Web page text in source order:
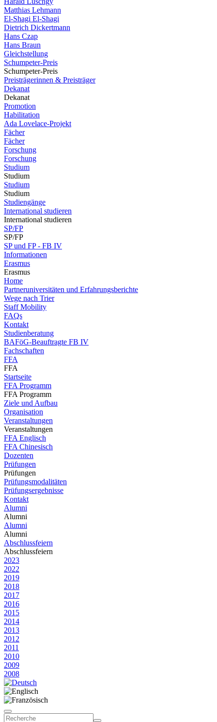
Matthias Lehmann
El-Shagi El-Shagi
Dietrich Dickertmann
Hans Czap
Hans Braun
Gleichstellung
Schumpeter-Preis
Schumpeter-Preis
Preisträgerinnen & Preisträger
Dekanat
Dekanat
Promotion
Habilitation
Ada Lovelace-Projekt
Fächer
Fächer
Forschung
Forschung
Studium
Studium
Studium
Studium
Studiengänge
International studieren
International studieren
SP/FP
SP/FP
SP und FP - FB IV
Informationen
Erasmus
Erasmus
Home
Partneruniversitäten und Erfahrungsberichte
Wege nach Trier
Staff Mobility
FAQs
Kontakt
Studienberatung
BAFöG-Beauftragte FB IV
Fachschaften
FFA
FFA
Startseite
FFA Programm
FFA Programm
Ziele und Aufbau
Organisation
Veranstaltungen
Veranstaltungen
FFA Englisch
FFA Chinesisch
Dozenten
Prüfungen
Prüfungen
Prüfungsmodalitäten
Prüfungsergebnisse
Kontakt
Alumni
Alumni
Alumni
Alumni
Abschlussfeiern
Abschlussfeiern
2023
2022
2019
2018
2017
2016
2015
2014
2013
2012
2011
2010
2009
2008